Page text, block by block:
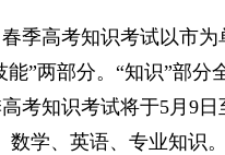
高考知识考试以市为
能”两部分。“知识”部
考知识考试将于5月9
数学、英语、专业知识